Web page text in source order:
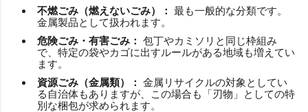
不燃ごみ（燃えないごみ）： 最も一般的な分類です。
金属製品として扱われます。
危険ごみ・有害ごみ： 包丁やカミソリと同じ枠組み
で、特定の袋やカゴに出すルールがある地域も増えてい
ます。
資源ごみ（金属類）： 金属リサイクルの対象としてい
る自治体もありますが、この場合も「刃物」としての特
別な梱包が求められます。